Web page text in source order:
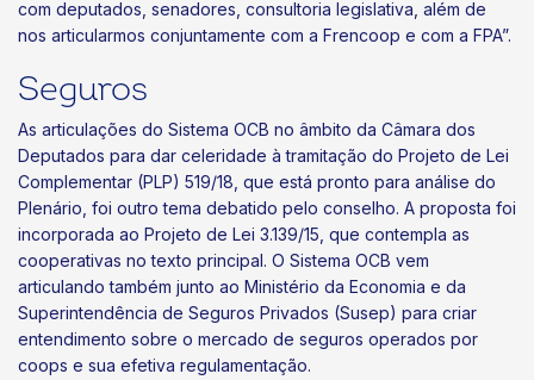
com deputados, senadores, consultoria legislativa, além de
nos articularmos conjuntamente com a Frencoop e com a FPA”.
Seguros
As articulações do Sistema OCB no âmbito da Câmara dos
Deputados para dar celeridade à tramitação do Projeto de Lei
Complementar (PLP) 519/18, que está pronto para análise do
Plenário, foi outro tema debatido pelo conselho. A proposta foi
incorporada ao Projeto de Lei 3.139/15, que contempla as
cooperativas no texto principal. O Sistema OCB vem
articulando também junto ao Ministério da Economia e da
Superintendência de Seguros Privados (Susep) para criar
entendimento sobre o mercado de seguros operados por
coops e sua efetiva regulamentação.